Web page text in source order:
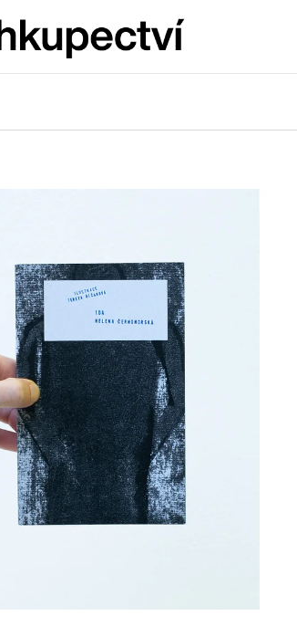
VÝVAR
NEJEN ROMSKÉ RECEPTY PRO
SNESITELNĚJŠÍ KLIMA
300 Kč
Původně:
350 Kč